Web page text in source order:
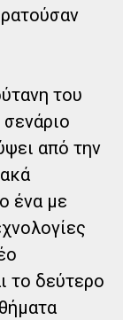
του
από την
ένα με
το δεύτερο